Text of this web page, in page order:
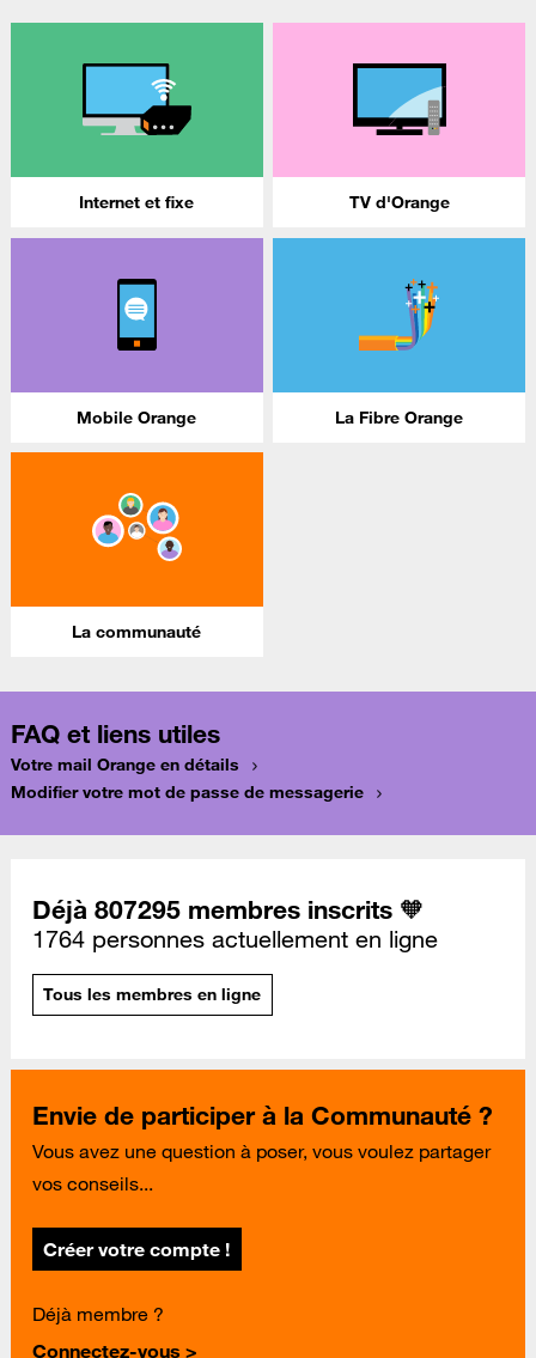
Internet et fixe TV d'Orange
Mobile Orange La Fibre Orange
La communauté
FAQ et liens utiles
Votre mail Orange en détails
Modifier votre mot de passe de messagerie
Déjà 807295 membres inscrits 🧡
1764 personnes actuellement en ligne
Tous les membres en ligne
Envie de participer à la Communauté ?
Vous avez une question à poser, vous voulez partager
vos conseils...
Créer votre compte !
Déjà membre ?
Connectez-vous >